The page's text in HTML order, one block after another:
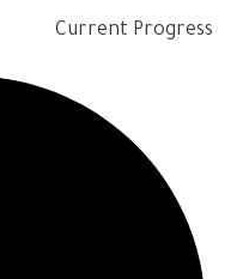
Current Progress